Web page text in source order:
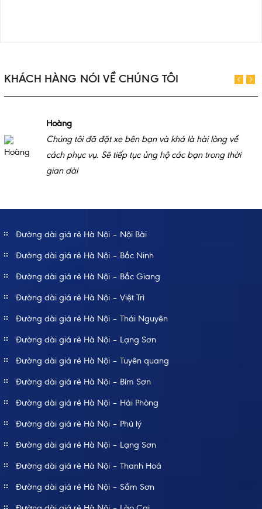
KHÁCH HÀNG NÓI VỀ CHÚNG TÔI
Hoàng
Chúng tôi đã đặt xe bên bạn và khá là hài lòng về
cách phục vụ. Sẽ tiếp tục ủng hộ các bạn trong thời
gian dài
Đường dài giá rẻ Hà Nội – Nội Bài
Đường dài giá rẻ Hà Nội – Bắc Ninh
Đường dài giá rẻ Hà Nội – Bắc Giang
Đường dài giá rẻ Hà Nội – Việt Trì
Đường dài giá rẻ Hà Nội – Thái Nguyên
Đường dài giá rẻ Hà Nội – Lạng Sơn
Đường dài giá rẻ Hà Nội – Tuyên quang
Đường dài giá rẻ Hà Nội – Bỉm Sơn
Đường dài giá rẻ Hà Nội – Hải Phòng
Đường dài giá rẻ Hà Nội – Phủ lý
Đường dài giá rẻ Hà Nội – Lạng Sơn
Đường dài giá rẻ Hà Nội – Thanh Hoá
Đường dài giá rẻ Hà Nội – Sầm Sơn